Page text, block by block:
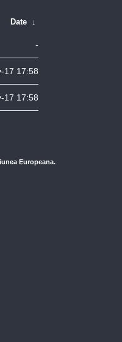
Date ↓
-
17 17:58
17 17:58
Europeana.